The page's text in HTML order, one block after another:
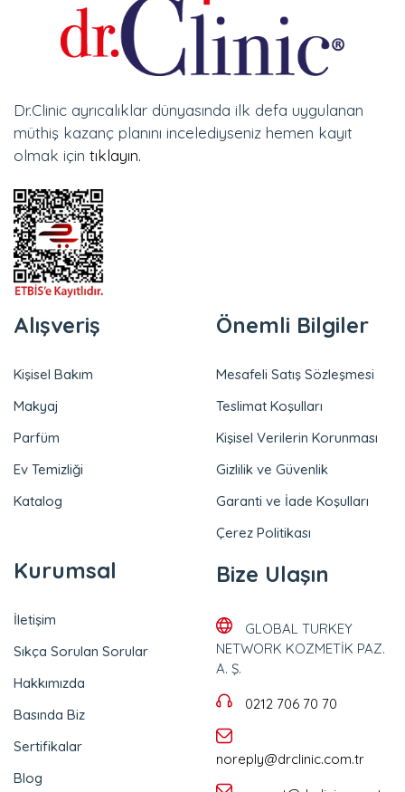
Dr.Clinic ayrıcalıklar dünyasında ilk defa uygulanan
müthiş kazanç planını incelediyseniz hemen kayıt
olmak için tıklayın.
Alışveriş
Kişisel Bakım
Makyaj
Parfüm
Ev Temizliği
Katalog
Önemli Bilgiler
Mesafeli Satış Sözleşmesi
Teslimat Koşulları
Kişisel Verilerin Korunması
Gizlilik ve Güvenlik
Garanti ve İade Koşulları
Çerez Politikası
Kurumsal
İletişim
Sıkça Sorulan Sorular
Hakkımızda
Basında Biz
Sertifikalar
Blog
Bize Ulaşın
GLOBAL TURKEY
NETWORK KOZMETİK PAZ.
A. Ş.
0212 706 70 70
noreply@drclinic.com.tr